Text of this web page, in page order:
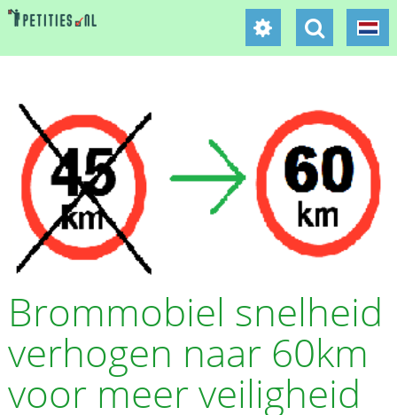
Brommobiel snelheid
verhogen naar 60km
voor meer veiligheid